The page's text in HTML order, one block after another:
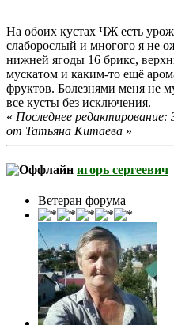
На обоих кустах ЧЖ есть
слаборослый и многого я не
нижней ягоды 16 брикс,
мускатом и каким-то ещё
фруктов. Болезнями меня не
все кусты без исключения.
« Последнее
от Татьяна Китаева »
игорь сергеевич
Ветеран форума